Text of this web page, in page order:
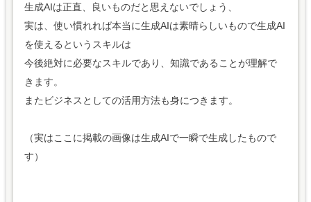
生成AIは正直、良いものだと思えないでしょう、
実は、使い慣れれば本当に生成AIは素晴らしいもので生成AI
を使えるというスキルは
今後絶対に必要なスキルであり、知識であることが理解で
きます。
またビジネスとしての活用方法も身につきます。
（実はここに掲載の画像は生成AIで一瞬で生成したもので
す）